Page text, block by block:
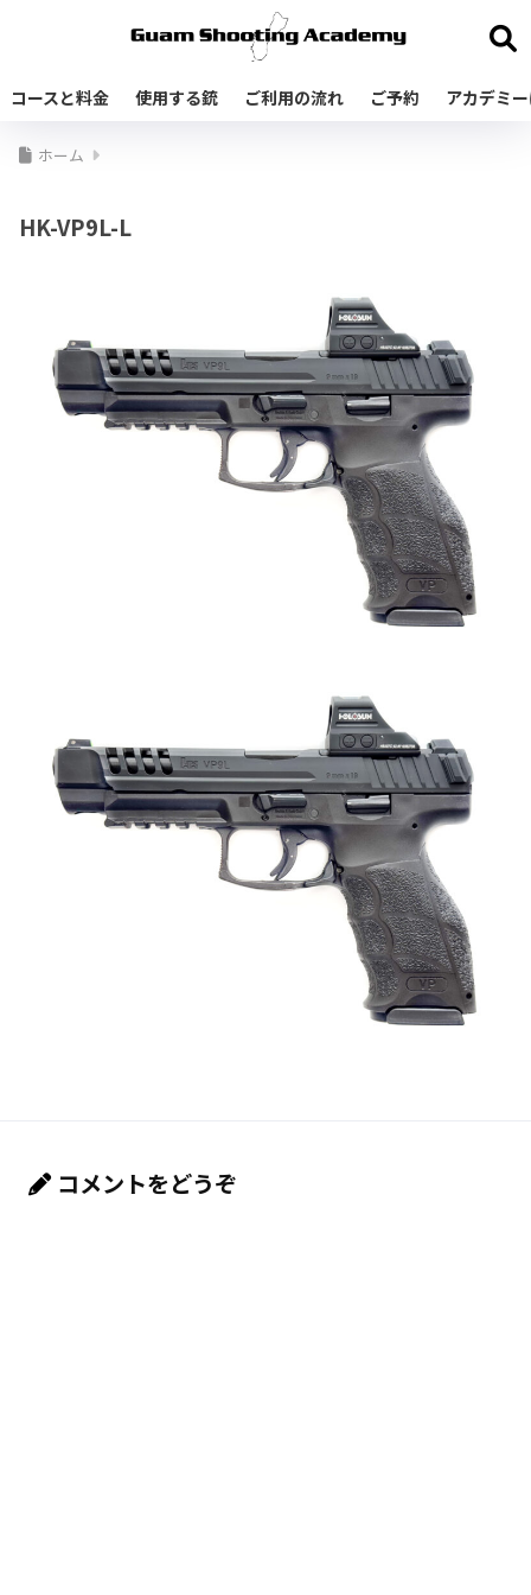
コースと料金 使用する銃 ご利用の流れ ご予約 アカデミ
ホーム
HK-VP9L-L
コメントをどうぞ